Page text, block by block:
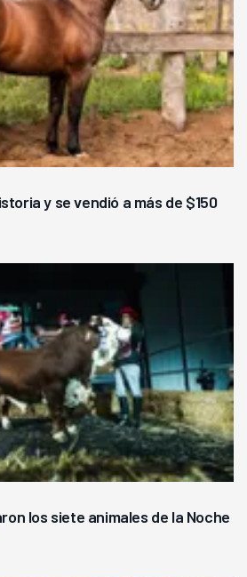
y se vendió a más de $150
los siete animales de la Noche